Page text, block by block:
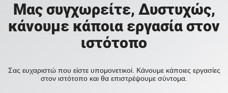
Μας συγχωρείτε, Δυστυχώς,
κάνουμε κάποια εργασία στον
ιστότοπο
Σας ευχαριστώ που είστε υπομονετικοί. Κάνουμε κάποιες εργασίες
στον ιστότοπο και θα επιστρέψουμε σύντομα.